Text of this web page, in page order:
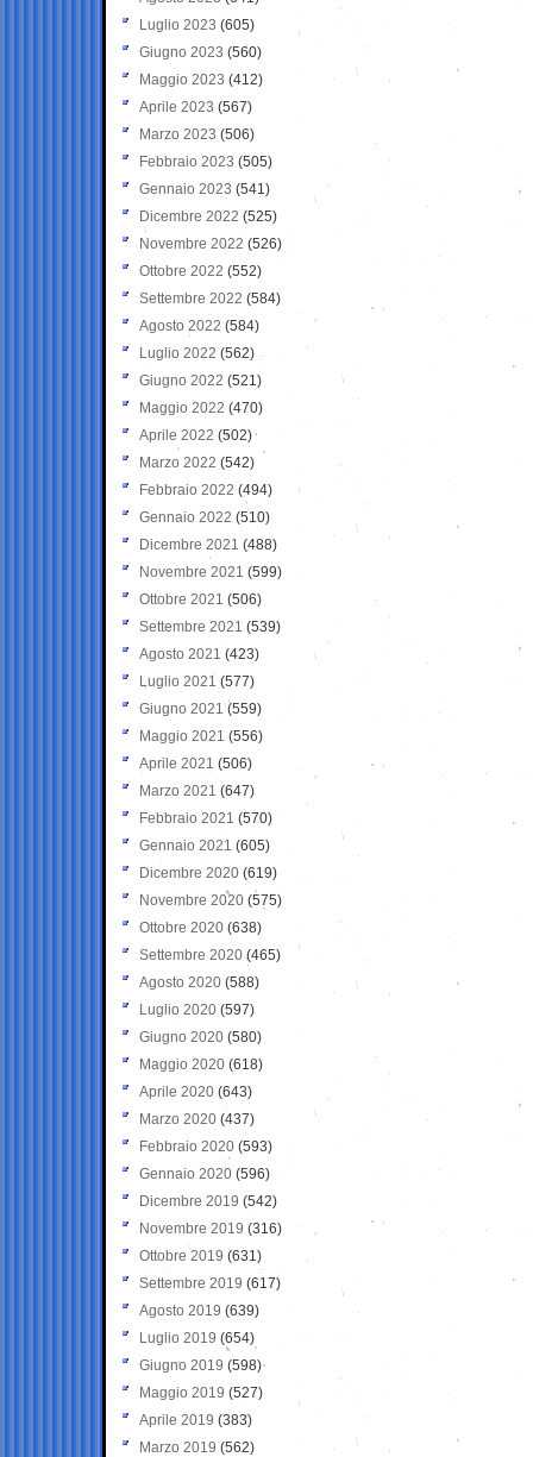
Luglio 2023 (605)
Giugno 2023 (560)
Maggio 2023 (412)
Aprile 2023 (567)
Marzo 2023 (506)
Febbraio 2023 (505)
Gennaio 2023 (541)
Dicembre 2022 (525)
Novembre 2022 (526)
Ottobre 2022 (552)
Settembre 2022 (584)
Agosto 2022 (584)
Luglio 2022 (562)
Giugno 2022 (521)
Maggio 2022 (470)
Aprile 2022 (502)
Marzo 2022 (542)
Febbraio 2022 (494)
Gennaio 2022 (510)
Dicembre 2021 (488)
Novembre 2021 (599)
Ottobre 2021 (506)
Settembre 2021 (539)
Agosto 2021 (423)
Luglio 2021 (577)
Giugno 2021(559)
Maggio 2021 (556)
Aprile 2021 (506)
Marzo 2021 (647)
Febbraio 2021 (570)
Gennaio 2021 (605)
Dicembre 2020 (619)
Novembre 2020 (575)
Ottobre 2020 (638)
Settembre 2020(465)
Agosto 2020 (588)
Luglio 2020 (597)
Giugno 2020 (580)
Maggio 2020 (618)
Aprile 2020 (643)
Marzo 2020 (437)
Febbraio 2020 (593)
Gennaio 2020 (596)
Dicembre 2019 (542)
Novembre 2019 (316)
Ottobre 2019 (631)
Settembre 2019 (617)
Agosto 2019 (639)
Luglio 2019 (654)
Giugno 2019 (598)
Maggio 2019 (527)
Aprile 2019 (383)
Marzo 2019 (562)